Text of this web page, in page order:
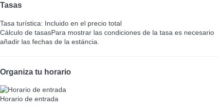
Tasas
Tasa turística: Incluido en el precio total
Cálculo de tasasPara mostrar las condiciones de la tasa es necesario
añadir las fechas de la estáncia.
Organiza tu horario
Horario de entrada